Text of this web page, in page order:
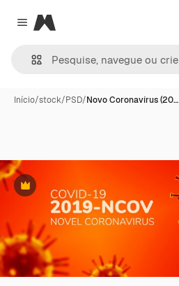
Close menu
Magnific
Início/stock/PSD/Novo Coronavírus (20…
Premium